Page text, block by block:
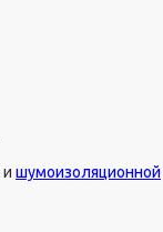
шумоизоляционной